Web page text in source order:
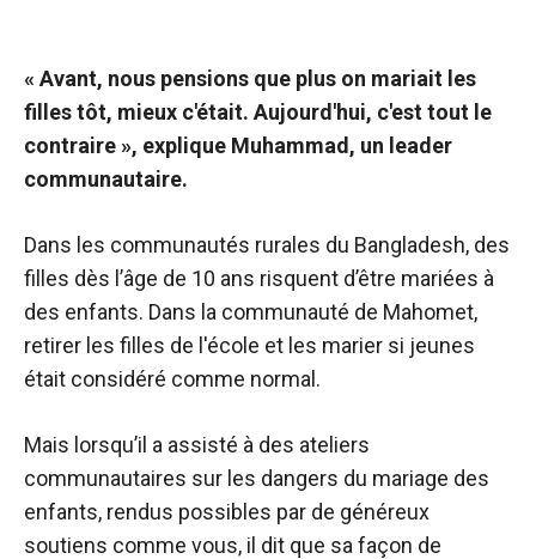
« Avant, nous pensions que plus on mariait les
filles tôt, mieux c'était. Aujourd'hui, c'est tout le
contraire », explique Muhammad, un leader
communautaire.
Dans les communautés rurales du Bangladesh, des
filles dès l’âge de 10 ans risquent d’être mariées à
des enfants. Dans la communauté de Mahomet,
retirer les filles de l'école et les marier si jeunes
était considéré comme normal.
Mais lorsqu’il a assisté à des ateliers
communautaires sur les dangers du mariage des
enfants, rendus possibles par de généreux
soutiens comme vous, il dit que sa façon de